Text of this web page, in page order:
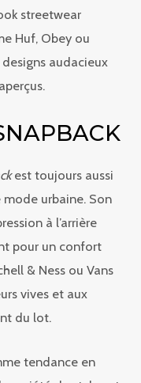
streetwear
Huf, Obey ou
audacieux
est toujours aussi
urbaine. Son
à l’arrière
pour un confort
& Ness ou Vans
vives et aux
du lot.
tendance en